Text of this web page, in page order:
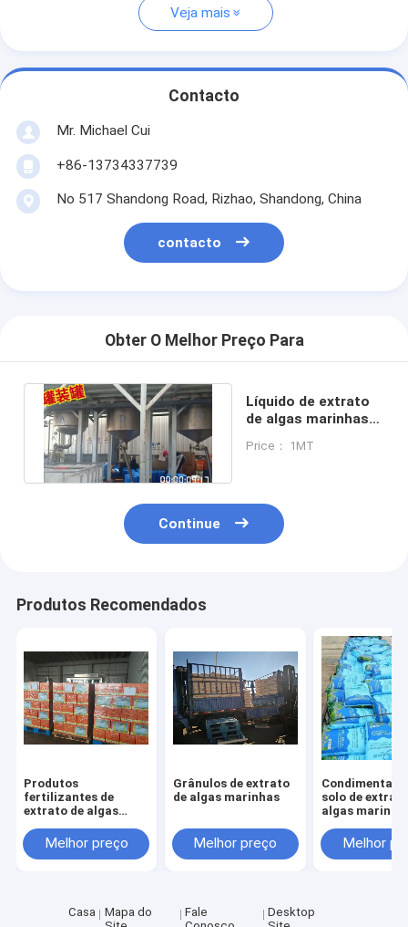
Veja mais
Contacto
Mr. Michael Cui
+86-13734337739
No 517 Shandong Road, Rizhao, Shandong, China
contacto
Obter O Melhor Preço Para
Líquido de extrato
de algas marinhas
Price： 1MT
Continue
Produtos Recomendados
Produtos
fertilizantes de
extrato de algas
Melhor preço
Grânulos de extrato
de algas marinhas
Melhor preço
solo de
algas
Melhor
Casa
Mapa do
Fale
Desktop